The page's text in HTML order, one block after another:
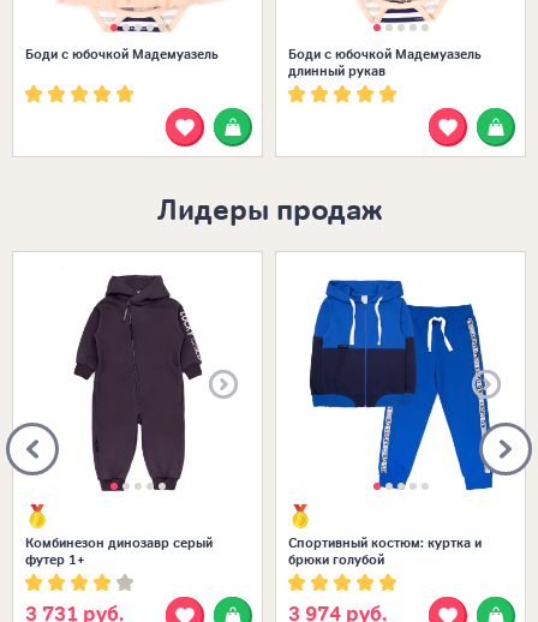
Боди с юбочкой Мадемуазель
Боди с юбочкой Мадемуазель
длинный рукав
Лидеры продаж
Размеры в наличии: Размеры в наличии:
Комбинезон динозавр серый
футер 1+
3 731 руб.
Спортивный костюм: куртка и
брюки голубой
3 974 руб.